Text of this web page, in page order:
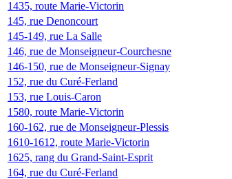
1435, route Marie-Victorin
145, rue Denoncourt
145-149, rue La Salle
146, rue de Monseigneur-Courchesne
146-150, rue de Monseigneur-Signay
152, rue du Curé-Ferland
153, rue Louis-Caron
1580, route Marie-Victorin
160-162, rue de Monseigneur-Plessis
1610-1612, route Marie-Victorin
1625, rang du Grand-Saint-Esprit
164, rue du Curé-Ferland